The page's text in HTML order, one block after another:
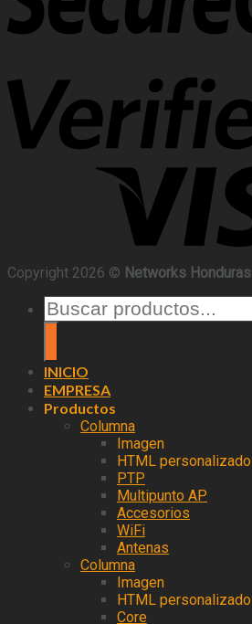
Copyright 2026 © Networks Honduras
Search
for:
INICIO
EMPRESA
Productos
Columna
Imagen
HTML personalizado
PTP
Multipunto AP
Accesorios
WiFi
Antenas
Columna
Imagen
HTML personalizado
Core